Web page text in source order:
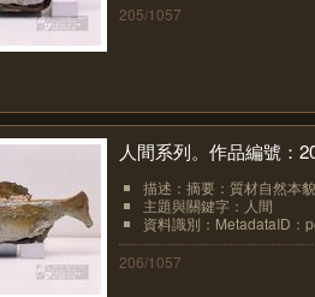
205/1057
人間系列。作品編號：
描述：摘要：質材自然本
主題與關鍵字：人間
資料識別：MetadataID
206/1057